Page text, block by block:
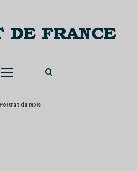
Menu
Portrait du mois